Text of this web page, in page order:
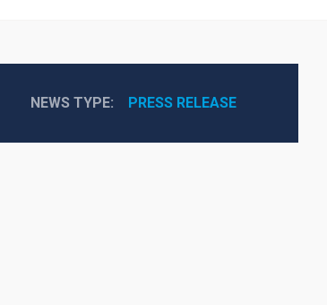
NEWS TYPE PRESS RELEASE